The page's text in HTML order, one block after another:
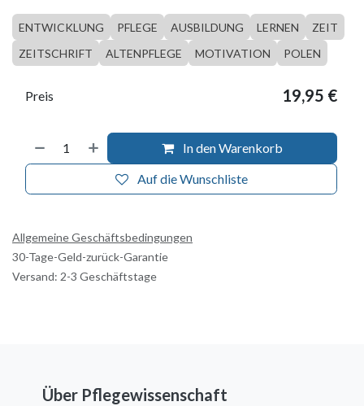
ENTWICKLUNG PFLEGE AUSBILDUNG LERNEN
ZEIT
ZEITSCHRIFT
ALTENPFLEGE MOTIVATION POLEN
In den Warenkorb
Auf die Wunschliste
Preis 19,95 €
Allgemeine Geschäftsbedingungen
30-Tage-Geld-zurück-Garantie
Versand: 2-3 Geschäftstage
Über Pflegewissenschaft